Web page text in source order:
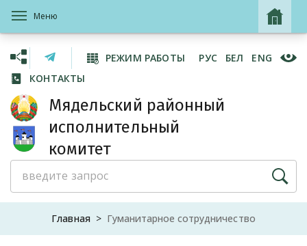
Меню
КОНТАКТЫ
РЕЖИМ РАБОТЫ РУС БЕЛ ENG
Мядельский районный
исполнительный
комитет
Главная Гуманитарное сотрудничество